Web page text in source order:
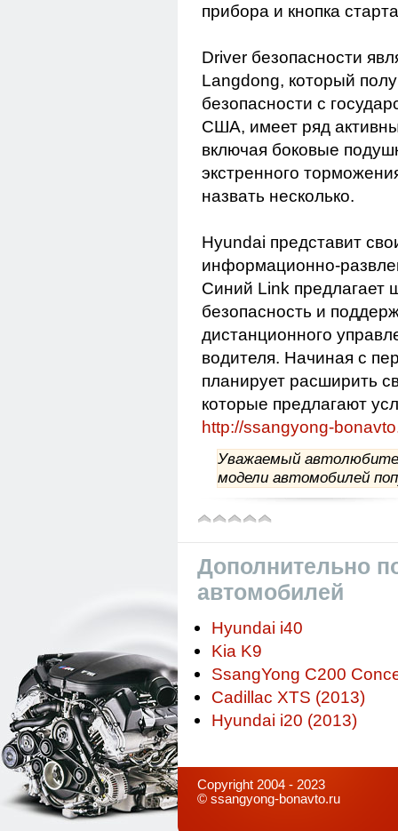
прибора и кнопка
Driver безопасности
Langdong, который
безопасности с
США, имеет ряд
включая боковые
экстренного
назвать несколько.
Hyundai представит
информационно-
Синий Link предлагает
безопасность и
дистанционного
водителя. Начиная с
планирует расширить
которые предлагают
http://ssangyong-
Уважаемый
модели автомобилей
Дополнительно
автомобилей
Hyundai i40
Kia K9
SsangYong C200
Cadillac XTS (2013)
Hyundai i20 (2013)
Copyright 2004 - 2023
© ssangyong-bonavto.ru